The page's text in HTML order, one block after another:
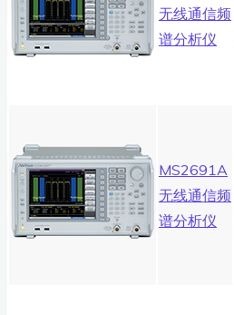
无线通信频
谱分析仪
MS2691A
无线通信频
谱分析仪